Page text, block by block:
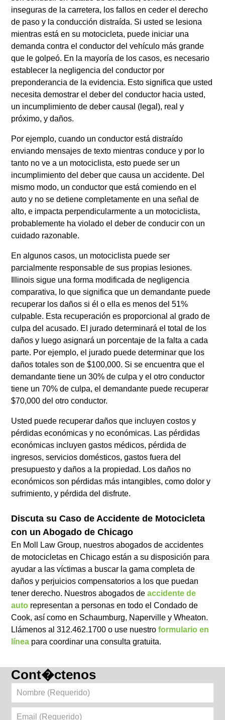
inseguras de la carretera, los fallos en ceder el derecho
de paso y la conducción distraída. Si usted se lesiona
mientras está en su motocicleta, puede iniciar una
demanda contra el conductor del vehículo más grande
que le golpeó. En la mayoría de los casos, es necesario
establecer la negligencia del conductor por
preponderancia de la evidencia. Esto significa que usted
necesita demostrar el deber del conductor hacia usted,
un incumplimiento de deber causal (legal), real y
próximo, y daños.
Por ejemplo, cuando un conductor está distraído
enviando mensajes de texto mientras conduce y por lo
tanto no ve a un motociclista, esto puede ser un
incumplimiento del deber que causa un accidente. Del
mismo modo, un conductor que está comiendo en el
auto y no se detiene completamente en una señal de
alto, e impacta perpendicularmente a un motociclista,
probablemente ha violado el deber de conducir con un
cuidado razonable.
En algunos casos, un motociclista puede ser
parcialmente responsable de sus propias lesiones.
Illinois sigue una forma modificada de negligencia
comparativa, lo que significa que un demandante puede
recuperar los daños si él o ella es menos del 51%
culpable. Esta recuperación es proporcional al grado de
culpa del acusado. El jurado determinará el total de los
daños y luego asignará un porcentaje de la falta a cada
parte. Por ejemplo, el jurado puede determinar que los
daños totales son de $100,000. Si se encuentra que el
demandante tiene un 30% de culpa y el otro conductor
tiene un 70% de culpa, el demandante puede recuperar
$70,000 del otro conductor.
Usted puede recuperar daños que incluyen costos y
pérdidas económicas y no económicas. Las pérdidas
económicas incluyen gastos médicos, pérdida de
ingresos, servicios domésticos, gastos fuera del
presupuesto y daños a la propiedad. Los daños no
económicos son pérdidas más intangibles, como dolor y
sufrimiento, y pérdida del disfrute.
Discuta su Caso de Accidente de Motocicleta
con un Abogado de Chicago
En Moll Law Group, nuestros abogados de accidentes
de motocicletas en Chicago están a su disposición para
ayudar a las víctimas a buscar la gama completa de
daños y perjuicios compensatorios a los que puedan
tener derecho. Nuestros abogados deaccidente de
auto representan a personas en todo el Condado de
Cook, así como en Schaumburg, Naperville y Wheaton.
Llámenos al 312.462.1700 o use nuestroformulario en
línea para coordinar una consulta gratuita.
Cont�ctenos
Nombre
Email